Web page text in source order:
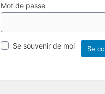
Mot de passe
Se souvenir de moi